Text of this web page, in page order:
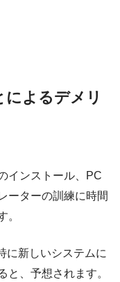
によるデメリ
インストール、PC
ーターの訓練に時間
。
に新しいシステムに
と、予想されます。